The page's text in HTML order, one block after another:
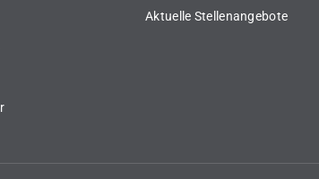
Aktuelle Stellenangebote